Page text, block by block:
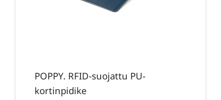
POPPY. RFID-suojattu PU-
kortinpidike